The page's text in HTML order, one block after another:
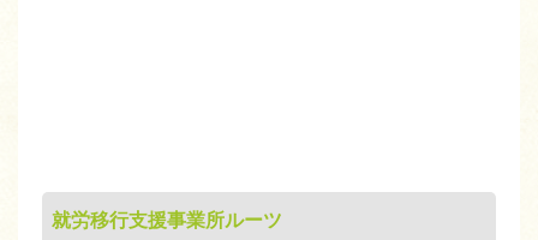
就労移行支援事業所ルーツ